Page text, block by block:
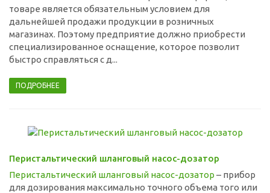
товаре является обязательным условием для
дальнейшей продажи продукции в розничных
магазинах. Поэтому предприятие должно приобрести
специализированное оснащение, которое позволит
быстро справляться с д...
ПОДРОБНЕЕ
Перистальтический шланговый насос-дозатор
Перистальтический шланговый насос-дозатор – прибор
для дозирования максимально точного объема того или